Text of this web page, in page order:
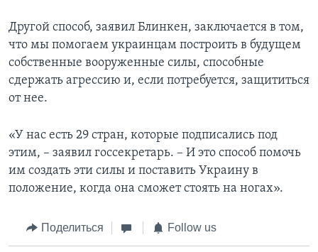
Другой способ, заявил Блинкен, заключается в том,
что мы помогаем украинцам построить в будущем
собственные вооруженные силы, способные
сдержать агрессию и, если потребуется, защититься
от нее.
«У нас есть 29 стран, которые подписались под
этим, – заявил госсекретарь. – И это способ помочь
им создать эти силы и поставить Украину в
положение, когда она сможет стоять на ногах».
Поделиться Follow us